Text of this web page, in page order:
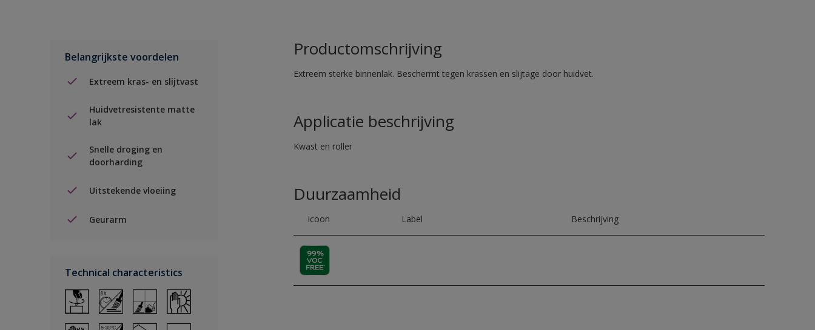
Belangrijkste voordelen
Extreem kras- en slijtvast
Huidvetresistente matte
lak
Snelle droging en
doorharding
Uitstekende vloeiing
Geurarm
Technical characteristics
Productomschrijving
Extreem sterke binnenlak. Beschermt tegen krassen en slijtage door huidvet.
Applicatie beschrijving
Kwast en roller
Duurzaamheid
Icoon Label Beschrijving